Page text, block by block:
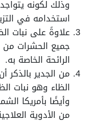
وذلك لكونه
استخدامه في
علاوةً على نبات
جميع الحشرات من
الرائحة الخاصة به.
من الجدير بالذكر
الظاء وهو نبات
وأيضًا بأمريكا
من الأدوية